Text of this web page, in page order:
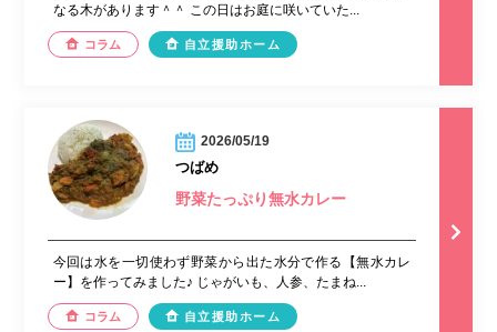
なる木があります＾＾ この日はお庭に咲いていた...
コラム 自立援助ホーム
2026/05/19
つばめ
野菜たっぷり無水カレー
今回は水を一切使わず野菜から出た水分で作る【無水カレ
ー】を作ってみました♪ じゃがいも、人参、たまね...
コラム 自立援助ホーム